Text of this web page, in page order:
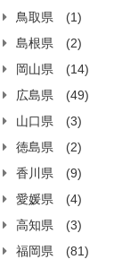
鳥取県
(1)
島根県
(2)
岡山県
(14)
広島県
(49)
山口県
(3)
徳島県
(2)
香川県
(9)
愛媛県
(4)
高知県
(3)
福岡県
(81)